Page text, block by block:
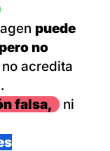
puede
no
acredita
falsa,
ni